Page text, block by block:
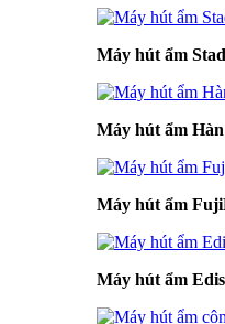
Máy hút ẩm
Máy hút ẩm
Máy hút ẩm
Máy hút ẩm